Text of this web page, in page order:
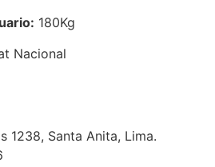
180Kg
Nacional
1238, Santa Anita, Lima.